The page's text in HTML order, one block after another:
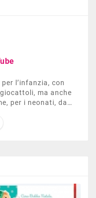
l’infanzia, con
ma anche
per i neonati, da
giochi all’aperto,